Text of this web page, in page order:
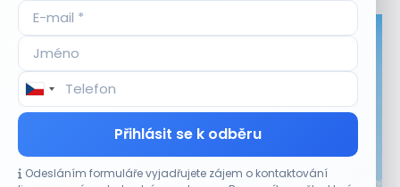
Přihlásit se k odběru
Odesláním formuláře vyjadřujete zájem o kontaktování
CO HÝBE TRHEM